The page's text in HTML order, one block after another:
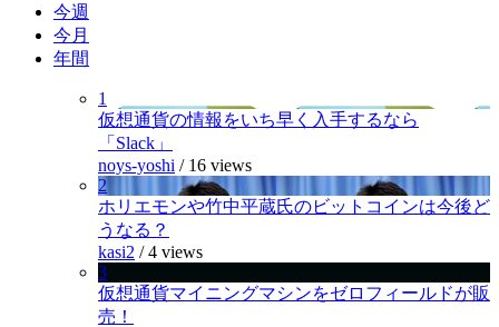
今週
今月
年間
1
仮想通貨の情報をいち早く入手するなら
「Slack」
noys-yoshi / 16 views
2
ホリエモンや竹中平蔵氏のビットコインは今後ど
うなる？
kasi2 /4 views
3
仮想通貨マイニングマシンをゼロフィールドが販
売！